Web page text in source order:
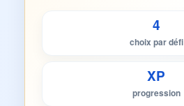
4
choix par défi
XP
progression